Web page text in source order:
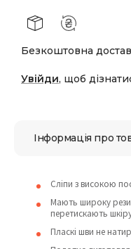
Безкоштовна
Увійди, щоб
Інформація про
Сліпи з високою
Мають широку
перетискають
Пласкі шви не